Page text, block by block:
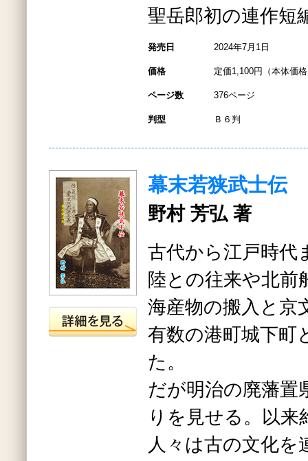
聖岳郎初の連作短
発売日 2024年7月1日
価格 定価1,100円（本体価
ページ数 376ページ
判型 Ｂ６判
幕末若狭武士伝
野村 芳弘 著
古代から江戸時代
陸との往来や北前
海産物の搬入と京
有数の港町城下町
た。
だが明治の廃藩置
りを見せる。以来
人々は古の文化を